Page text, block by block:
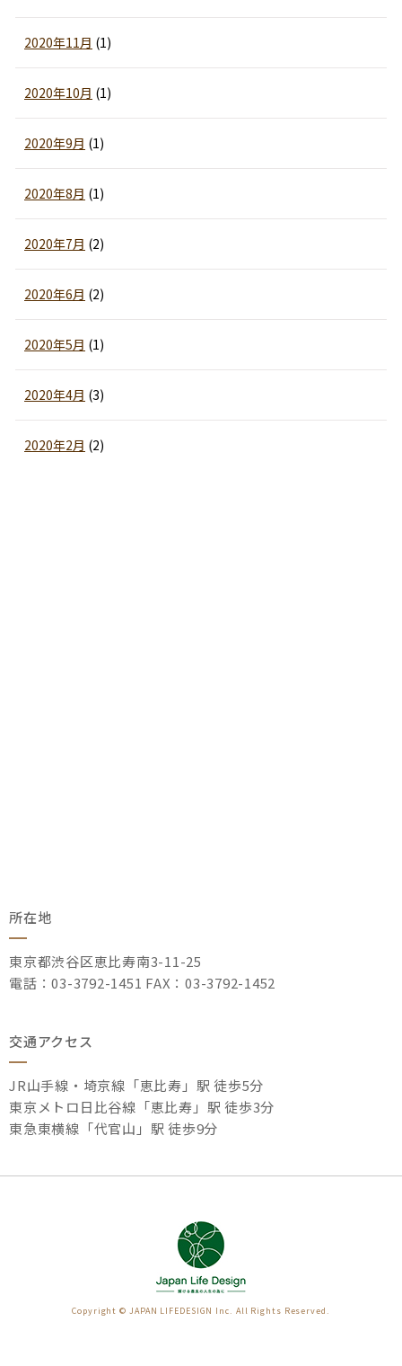
2020年11月 (1)
2020年10月 (1)
2020年9月 (1)
2020年8月 (1)
2020年7月 (2)
2020年6月 (2)
2020年5月 (1)
2020年4月 (3)
2020年2月 (2)
所在地
東京都渋谷区恵比寿南3-11-25
電話：03-3792-1451 FAX：03-3792-1452
交通アクセス
JR山手線・埼京線「恵比寿」駅 徒歩5分
東京メトロ日比谷線「恵比寿」駅 徒歩3分
東急東横線「代官山」駅 徒歩9分
Copyright © JAPAN LIFEDESIGN Inc. All Rights Reserved.